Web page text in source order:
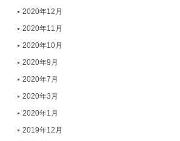
2020年12月
2020年11月
2020年10月
2020年9月
2020年7月
2020年3月
2020年1月
2019年12月